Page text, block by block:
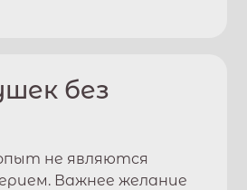
без
не являются
Важнее желание